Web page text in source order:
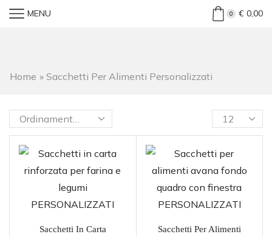
MENU 0 €0,00
Home » Sacchetti Per Alimenti Personalizzati
Sacchetti In Carta
Sacchetti Per Alimenti